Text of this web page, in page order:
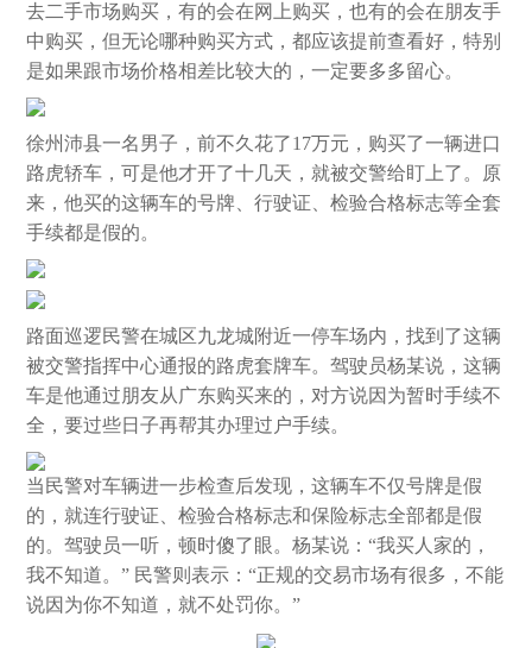
去二手市场购买，有的会在网上购买，也有的会在朋友手
中购买，但无论哪种购买方式，都应该提前查看好，特别
是如果跟市场价格相差比较大的，一定要多多留心。
徐州沛县一名男子，前不久花了17万元，购买了一辆进口
路虎轿车，可是他才开了十几天，就被交警给盯上了。原
来，他买的这辆车的号牌、行驶证、检验合格标志等全套
手续都是假的。
路面巡逻民警在城区九龙城附近一停车场内，找到了这辆
被交警指挥中心通报的路虎套牌车。驾驶员杨某说，这辆
车是他通过朋友从广东购买来的，对方说因为暂时手续不
全，要过些日子再帮其办理过户手续。
当民警对车辆进一步检查后发现，这辆车不仅号牌是假
的，就连行驶证、检验合格标志和保险标志全部都是假
的。驾驶员一听，顿时傻了眼。杨某说：“我买人家的，
我不知道。” 民警则表示：“正规的交易市场有很多，不能
说因为你不知道，就不处罚你。”